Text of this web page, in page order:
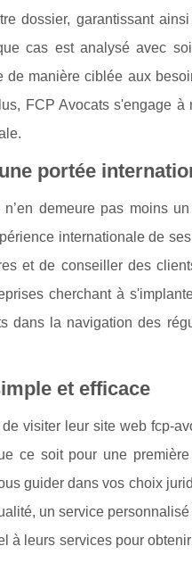
dossier, garantissant
cas est analysé avec
manière ciblée aux
FCP Avocats s'engage
portée
demeure pas moins
internationale de
et de conseiller des
cherchant à
dans la navigation des
et efficace
visiter leur site web fcp-
ce soit pour une
guider dans vos choix
un service
à leurs services pour